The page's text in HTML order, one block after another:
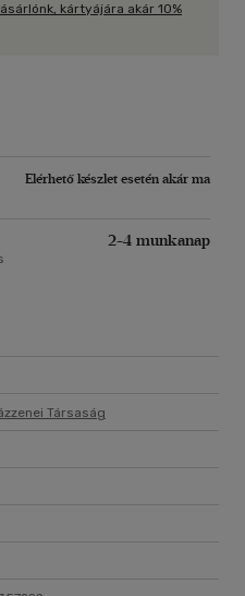
kártyájára akár 10%
Elérhető készlet esetén akár ma
2-4 munkanap
Társaság